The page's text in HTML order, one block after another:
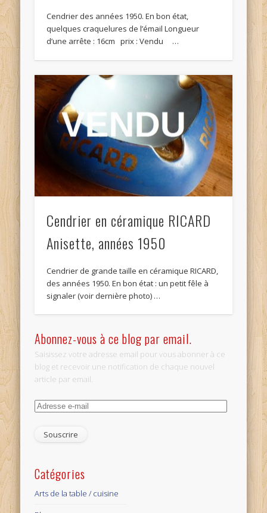
Cendrier des années 1950. En bon état,
quelques craquelures de l’émail Longueur
d’une arrête : 16cm prix : Vendu …
Cendrier en céramique RICARD
Anisette, années 1950
Cendrier de grande taille en céramique RICARD,
des années 1950. En bon état : un petit fêle à
signaler (voir dernière photo) …
Abonnez-vous à ce blog par email.
Saisissez votre adresse email pour vous abonner à ce
blog et recevoir une notification de chaque nouvel
article par email.
Adresse
mail
Catégories
Arts de la table / cuisine